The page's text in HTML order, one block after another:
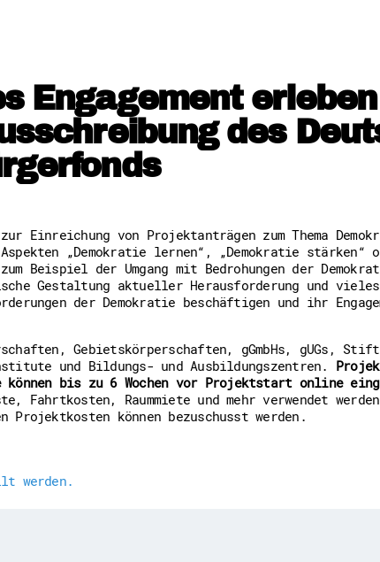
Service-Learning
Mach dich schlau
Patenschaftsprojekte
Qualifizierung &
Stiftungen
Vereine, Spenden, Steuern
Versicherungsschutz
Service
Suche
Downloads
Engagement
des
Einreichung von Projektanträgen zum Thema
„Demokratie lernen“, „Demokratie stärken“
Beispiel der Umgang mit Bedrohungen der
Gestaltung aktueller Herausforderung und
der Demokratie beschäftigen und ihr
Gebietskörperschaften, gGmbHs, gUGs,
und Bildungs- und Ausbildungszentren.
können bis zu 6 Wochen vor Projektstart online
Fahrtkosten, Raummiete und mehr verwendet
können bezuschusst werden.
werden.